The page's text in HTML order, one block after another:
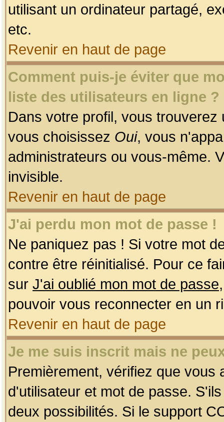
utilisant un ordinateur partagé,
etc.
Revenir en haut de page
Comment puis-je éviter que
liste des utilisateurs en ligne ?
Dans votre profil, vous
vous choisissez Oui, vous
administrateurs ou vous-même.
invisible.
Revenir en haut de page
J'ai perdu mon mot de passe !
Ne paniquez pas ! Si votre mot
contre être réinitialisé. Pour ce
sur J'ai oublié mon mot de passe
pouvoir vous reconnecter en un
Revenir en haut de page
Je me suis inscrit mais ne
Premièrement, vérifiez que
d'utilisateur et mot de passe.
deux possibilités. Si le support